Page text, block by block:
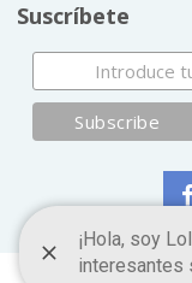
Suscríbete